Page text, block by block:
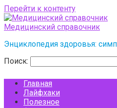
Перейти к контенту
Медицинский справочник
Энциклопедия здоровья:
Поиск:
Главная
Лайфхаки
Полезное